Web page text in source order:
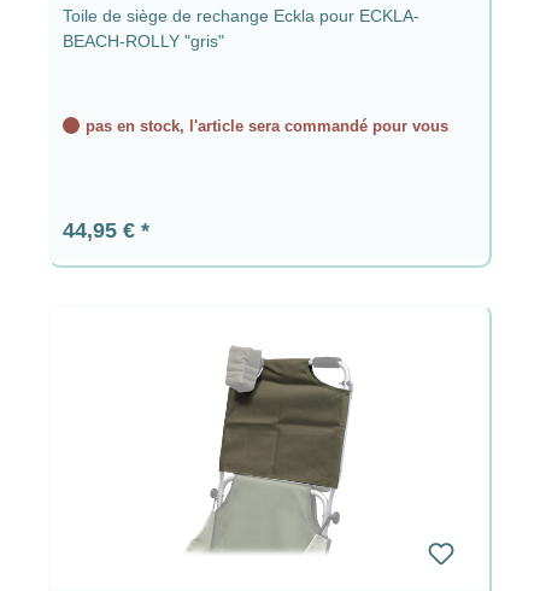
Toile de siège de rechange Eckla pour ECKLA-
BEACH-ROLLY "gris"
pas en stock, l'article sera commandé pour vous
Prix régulier :
44,95 €